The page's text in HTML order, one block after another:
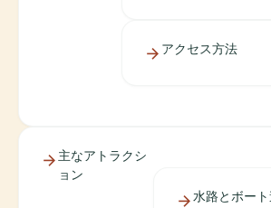
アクセス方法
主なアトラクシ
ョン
水路とボー